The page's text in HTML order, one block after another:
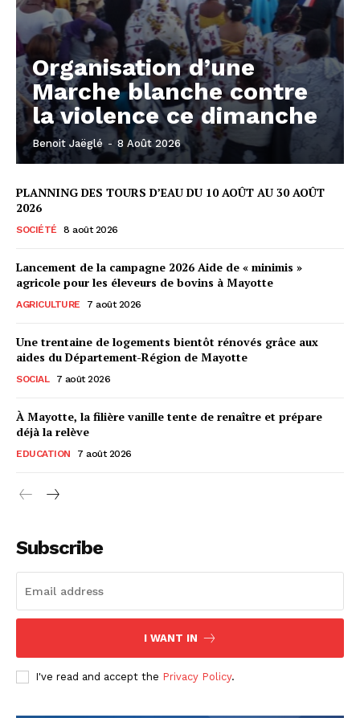
Organisation d’une
Marche blanche contre
la violence ce dimanche
Benoit Jaëglé - 8 Août 2026
PLANNING DES TOURS D’EAU DU 10 AOÛT AU 30 AOÛT
2026
SOCIÉTÉ 8 août 2026
Lancement de la campagne 2026 Aide de « minimis »
agricole pour les éleveurs de bovins à Mayotte
AGRICULTURE 7 août 2026
Une trentaine de logements bientôt rénovés grâce aux
aides du Département-Région de Mayotte
SOCIAL 7 août 2026
À Mayotte, la filière vanille tente de renaître et prépare
déjà la relève
EDUCATION 7 août 2026
Subscribe
I WANT IN
I've read and accept the Privacy Policy.